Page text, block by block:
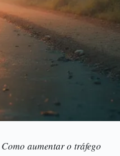
aumentar o tráfego